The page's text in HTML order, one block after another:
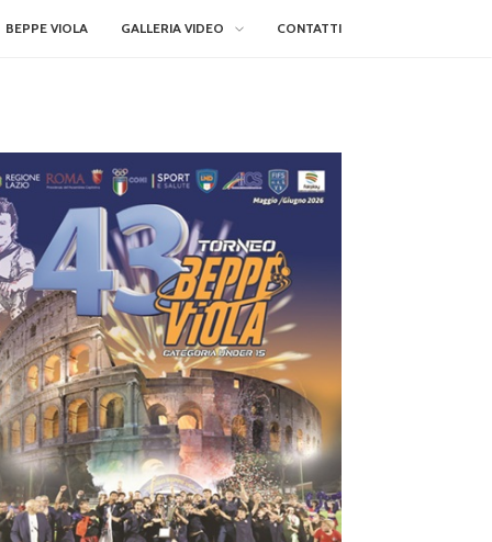
BEPPE VIOLA GALLERIA VIDEO CONTATTI